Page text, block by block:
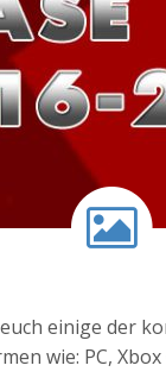
einige der
wie: PC,